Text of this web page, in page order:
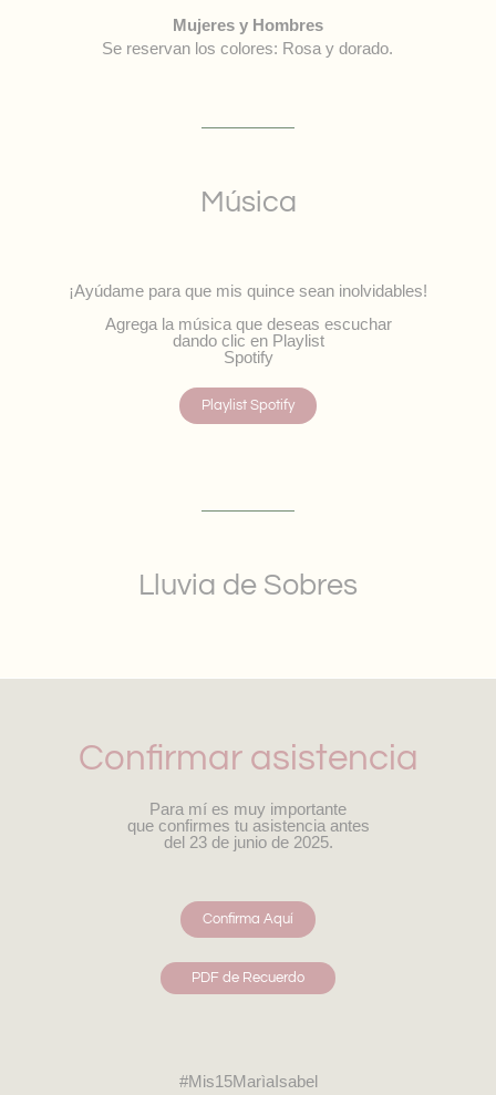
Mujeres y Hombres
Se reservan los colores: Rosa y dorado.
Música
¡Ayúdame para que mis quince sean inolvidables!
Agrega la música que deseas escuchar
dando clic en Playlist
Spotify
Playlist Spotify
Lluvia de Sobres
Confirmar asistencia
Para mí es muy importante
que confirmes tu asistencia antes
del 23 de junio de 2025.
Confirma Aquí
PDF de Recuerdo
#Mis15MarìaIsabel